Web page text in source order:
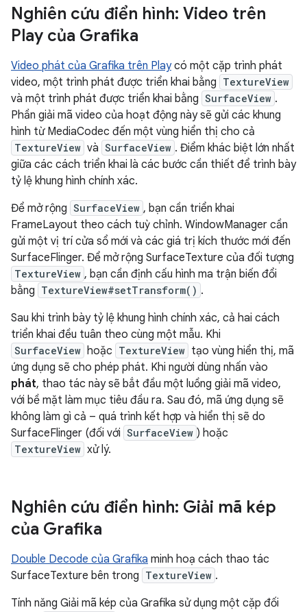
Nghiên cứu điển hình: Video trên
Play của Grafika
Video phát của Grafika trên Playcó một cặp trình phát
video, một trình phát được triển khai bằng TextureView
và một trình phát được triển khai bằng SurfaceView .
Phần giải mã video của hoạt động này sẽ gửi các khung
hình từ MediaCodec đến một vùng hiển thị cho cả
TextureView và SurfaceView . Điểm khác biệt lớn nhất
giữa các cách triển khai là các bước cần thiết để trình bày
tỷ lệ khung hình chính xác.
Để mở rộng SurfaceView , bạn cần triển khai
FrameLayout theo cách tuỳ chỉnh. WindowManager cần
gửi một vị trí cửa sổ mới và các giá trị kích thước mới đến
SurfaceFlinger. Để mở rộng SurfaceTexture của đối tượng
TextureView , bạn cần định cấu hình ma trận biến đổi
bằng TextureView#setTransform() .
Sau khi trình bày tỷ lệ khung hình chính xác, cả hai cách
triển khai đều tuân theo cùng một mẫu. Khi
SurfaceView hoặc TextureView tạo vùng hiển thị, mã
ứng dụng sẽ cho phép phát. Khi người dùng nhấn vào
phát, thao tác này sẽ bắt đầu một luồng giải mã video,
với bề mặt làm mục tiêu đầu ra. Sau đó, mã ứng dụng sẽ
không làm gì cả – quá trình kết hợp và hiển thị sẽ do
SurfaceFlinger (đối với SurfaceView ) hoặc
TextureView xử lý.
Nghiên cứu điển hình: Giải mã kép
của Grafika
Double Decode của Grafika minh hoạ cách thao tác
SurfaceTexture bên trong TextureView .
Tính năng Giải mã kép của Grafika sử dụng một cặp đối